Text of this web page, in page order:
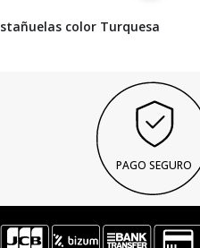
color Turquesa
PAGO SEGURO